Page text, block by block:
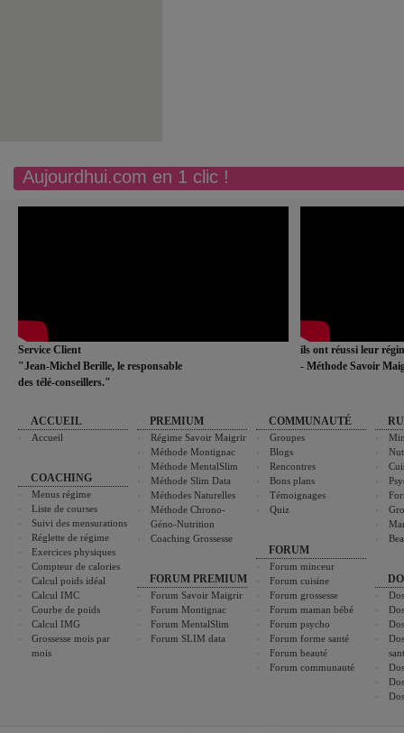
Aujourdhui.com en 1 clic !
Service Client
"Jean-Michel Berille, le responsable
des télé-conseillers."
ils ont réussi leur
- Méthode Savoir
ACCUEIL
Accueil
COACHING
Menus régime
Liste de courses
Suivi des mensurations
Réglette de régime
Exercices physiques
Compteur de calories
Calcul poids idéal
Calcul IMC
Courbe de poids
Calcul IMG
Grossesse mois par
mois
PREMIUM
Régime Savoir Maigrir
Méthode Montignac
Méthode MentalSlim
Méthode Slim Data
Méthodes Naturelles
Méthode Chrono-
Géno-Nutrition
Coaching Grossesse
FORUM PREMIUM
Forum Savoir Maigrir
Forum Montignac
Forum MentalSlim
Forum SLIM data
COMMUNAUTÉ
Groupes
Blogs
Rencontres
Bons plans
Témoignages
Quiz
FORUM
Forum minceur
Forum cuisine
Forum grossesse
Forum maman bébé
Forum psycho
Forum forme santé
Forum beauté
Forum communauté